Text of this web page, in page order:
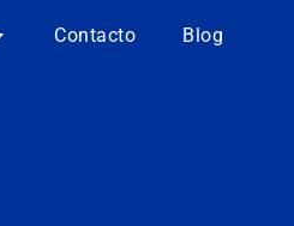
Contacto Blog